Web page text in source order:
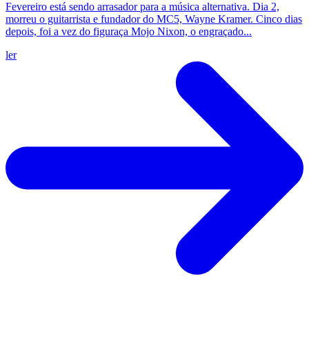
Fevereiro está sendo arrasador para a música alternativa. Dia 2,
morreu o guitarrista e fundador do MC5, Wayne Kramer. Cinco dias
depois, foi a vez do figuraça Mojo Nixon, o engraçado...
ler